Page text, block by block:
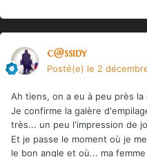
c@ssidy
Posté(e) le 2
Ah tiens, on a eu à peu près la
Je confirme la galère
très... un peu l'impression de
Et je passe le moment où je
le bon angle et où... ma